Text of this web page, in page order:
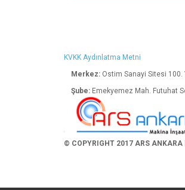
KVKK Aydınlatma Metni
Merkez: Ostim Sanayi
Şube: Emekyemez Mah.
© COPYRIGHT 2017 ARS